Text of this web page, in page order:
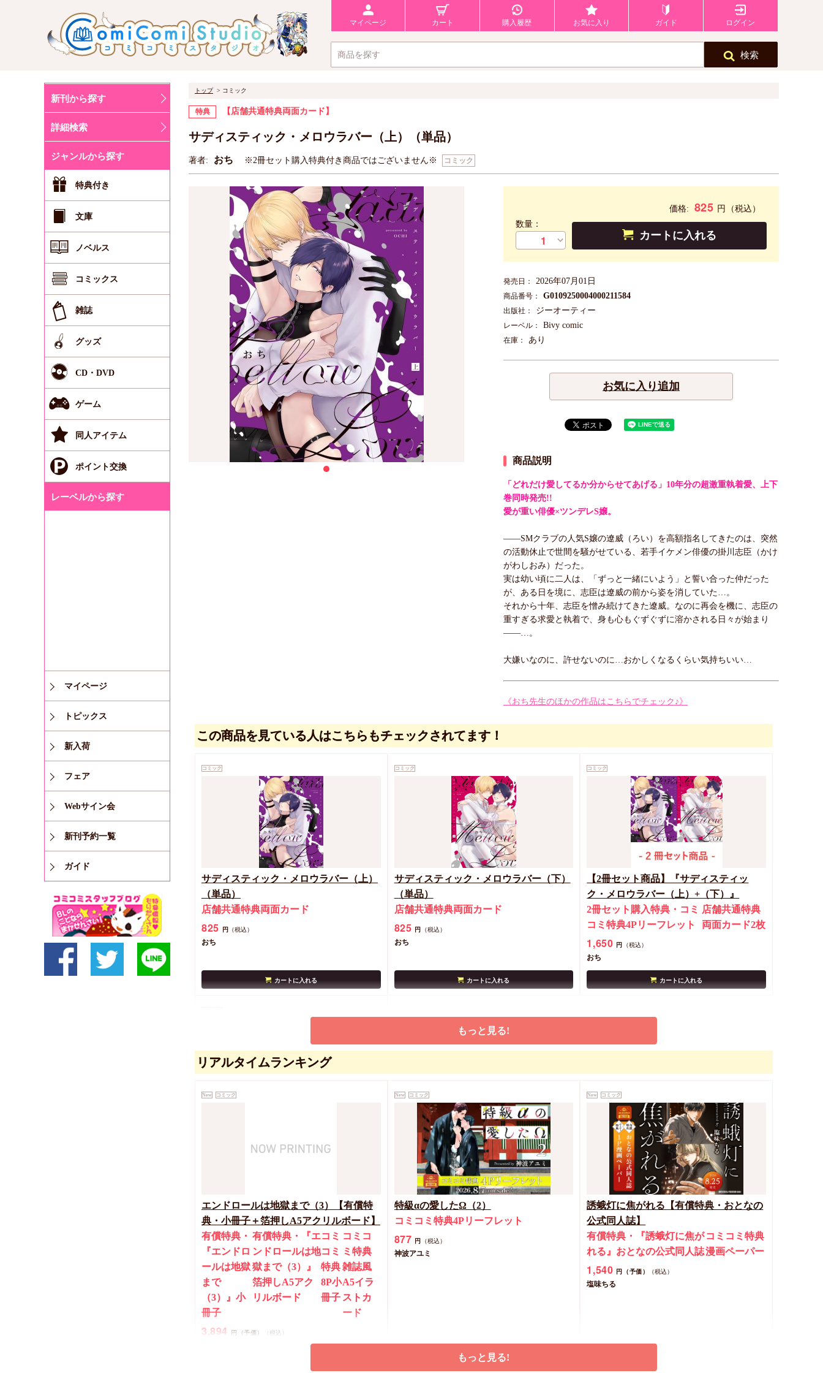
マイページ カート 購入履歴 お気に入り ガイド ログイン
検索
新刊から探す
詳細検索
ジャンルから探す
特典付き
文庫
ノベルス
コミックス
雑誌
グッズ
CD・DVD
ゲーム
同人アイテム
ポイント交換
レーベルから探す
マイページ
トピックス
新入荷
フェア
Webサイン会
新刊予約一覧
ガイド
トップ コミック
特典 【店舗共通特典両面カード】
サディスティック・メロウラバー（上）（単品）
著者: おち ※2冊セット購入特典付き商品ではございません※ コミック
価格: 825 円
（税込）
数量：
カートに入れる
発売日： 2026年07月01日
商品番号： G0109250004000211584
出版社： ジーオーティー
レーベル： Bivy comic
在庫： あり
お気に入り追加
商品説明
「どれだけ愛してるか分からせてあげる」10年分の超激重執着愛、上下
巻同時発売!!
愛が重い俳優×ツンデレS嬢。
――SMクラブの人気S嬢の遼威（ろい）を高額指名してきたのは、突然
の活動休止で世間を騒がせている、若手イケメン俳優の掛川志臣（かけ
がわしおみ）だった。
実は幼い頃に二人は、「ずっと一緒にいよう」と誓い合った仲だった
が、ある日を境に、志臣は遼威の前から姿を消していた…。
それから十年、志臣を憎み続けてきた遼威。なのに再会を機に、志臣の
重すぎる求愛と執着で、身も心もぐずぐずに溶かされる日々が始まり
――…。
大嫌いなのに、許せないのに…おかしくなるくらい気持ちいい…
《おち先生のほかの作品はこちらでチェック♪》
この商品を見ている人はこちらもチェックされてます！
コミック
サディスティック・メロウラバー（上）
（単品）
店舗共通特典両面カード
825 円 （税込）
おち
カートに入れる
コミック
サディスティック・メロウラバー（下）
（単品）
店舗共通特典両面カード
825 円 （税込）
おち
カートに入れる
コミック
【2冊セット商品】『サディスティッ
ク・メロウラバー（上）+（下）』
2冊セット購入特典・コミ
コミ特典4Pリーフレット
店舗共通特典
両面カード2枚
1,650 円 （税込）
おち
カートに入れる
セット有償特典・おとなの公式同人誌】
2冊セット有償特典・
なの公式同人誌
2冊セット
レット
枚
2,200 円（税込）
おち
カートに入れる
もっと見る!
リアルタイムランキング
New コミック
エンドロールは地獄まで（3）【有償特
典・小冊子＋箔押しA5アクリルボード】
有償特典・
『エンドロ
ールは地獄
まで
（3）』小
冊子
有償特典・『エ
ンドロールは地
獄まで（3）』
箔押しA5アク
リルボード
コミ
コミ
特典
8P小
冊子
コミコ
ミ特典
雑誌風
A5イラ
ストカ
ード
3,894 円（予価） （税込）
New コミック
特級αの愛したΩ（2）
コミコミ特典4Pリーフレット
877 円 （税込）
神波アユミ
New コミック
誘蛾灯に焦がれる【有償特典・おとなの
公式同人誌】
有償特典・『誘蛾灯に焦が
れる』おとなの公式同人誌
コミコミ特典
漫画ペーパー
1,540 円（予価） （税込）
塩味ちる
もっと見る!